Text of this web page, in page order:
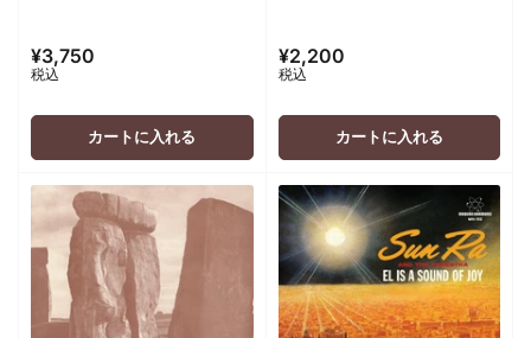
通
常
価
¥3,750
税込
カートに入れる
通
常
価
¥2,200
税込
カートに入れる